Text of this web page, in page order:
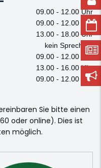
09.00 - 12.00 Uhr
09.00 - 12.00 Uhr
13.00 - 18.00 Uhr
kein Sprechtag
09.00 - 12.00 Uhr
13.00 - 16.00 Uhr
09.00 - 12.00 Uhr
Sie bitte einen
oder online). Dies ist
möglich.